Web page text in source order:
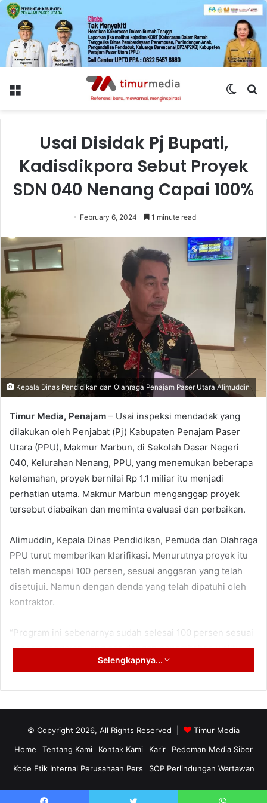
Menu
Switch
Usai Disidak Pj Bupati,
Kadisdikpora Sebut Proyek
SDN 040 Nenang Capai 100%
February 6, 2024 1 minute read
Kepala Dinas Pendidikan dan Olahraga Penajam Paser Utara Alimuddin
Timur Media, Penajam – Usai inspeksi mendadak yang
dilakukan oleh Penjabat (Pj) Kabupaten Penajam Paser
Utara (PPU), Makmur Marbun, di Sekolah Dasar Negeri
040, Kelurahan Nenang, PPU, yang menemukan beberapa
kelemahan, proyek bernilai Rp 1.1 miliar itu menjadi
perhatian utama. Makmur Marbun menganggap proyek
tersebut diabaikan dan meminta evaluasi dan perbaikan.
Alimuddin, Kepala Dinas Pendidikan, Pemuda dan Olahraga
PPU turut memberikan klarifikasi. Menurutnya proyek itu
telah mencapai 100 persen, sesuai anggaran yang telah
disetujui. Namun dengan denda yang telah dipatuhi oleh
kontraktor.
“Program ini sebenarnya sudah selesai 100 persen sesuai
dengan anggaran yang ada dengan penambahan waktu
kemarin ditambah dengan mekanisme denda. Tinggal
Meski terlihat secara kasat mata, proyek yang berlokasi di
SDN 040 Kelurahan Nenang itu memang tidak mulus. Bagi
sedangkan sisanya akan dituntaskan secara baik di
anggaran tahun 2024 ini.
Selengkapnya...
© Copyright 2026, All Rights Reserved |
Timur Media
Home
Tentang Kami Kontak Kami Karir
Pedoman Media Siber
Kode Etik Internal Perusahaan Pers
SOP Perlindungan Wartawan